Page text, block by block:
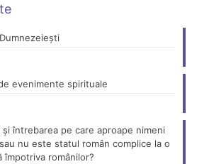
evenimente spirituale
întrebarea pe care aproape nimeni
nu este statul român complice la o
împotriva românilor?